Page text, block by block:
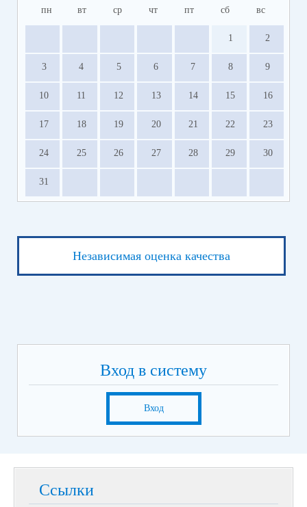
пн вт ср чт пт сб вс
1 2
3 4 5 6 7 8 9
10 11 12 13 14 15 16
17 18 19 20 21 22 23
24 25 26 27 28 29 30
31
Независимая оценка качества
Вход в систему
Вход
Ссылки